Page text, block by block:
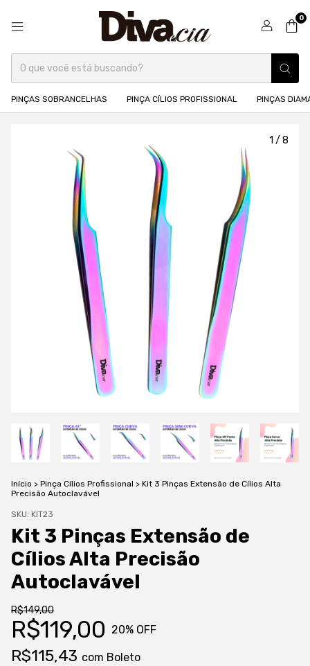
0
PINÇAS SOBRANCELHAS PINÇA CÍLIOS PROFISSIONAL PINÇAS
1 / 8
Início > Pinça Cílios Profissional > Kit 3 Pinças Extensão de Cílios Alta
Precisão Autoclavável
SKU: KIT23
Kit 3 Pinças Extensão de
Cílios Alta Precisão
Autoclavável
R$149,00
R$119,00 20% OFF
R$115,43 com Boleto